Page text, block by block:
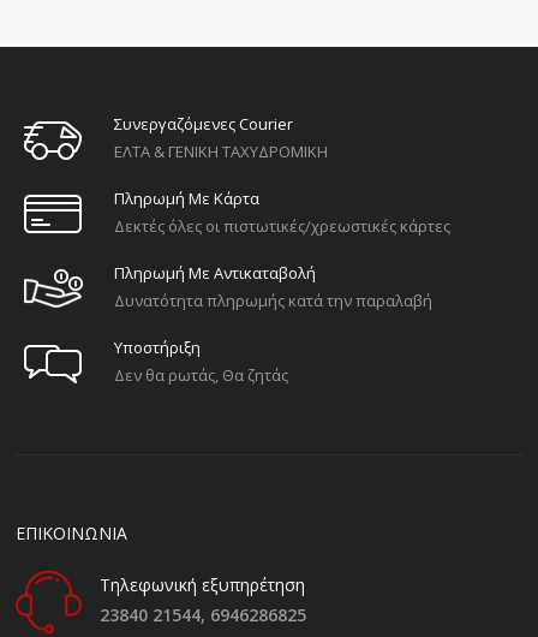
Συνεργαζόμενες Courier
ΕΛΤΑ & ΓΕΝΙΚΗ ΤΑΧΥΔΡΟΜΙΚΗ
Πληρωμή Με Κάρτα
Δεκτές όλες οι πιστωτικές/χρεωστικές κάρτες
Πληρωμή Με Αντικαταβολή
Δυνατότητα πληρωμής κατά την παραλαβή
Υποστήριξη
Δεν θα ρωτάς, Θα ζητάς
ΕΠΙΚΟΙΝΩΝΙΑ
Τηλεφωνική εξυπηρέτηση
23840 21544, 6946286825